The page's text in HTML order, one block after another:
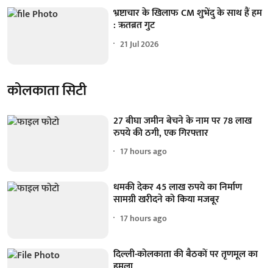
भ्रष्टाचार के खिलाफ CM शुभेंदु के साथ हैं हम
: ऋतब्रत गुट
21 Jul 2026
कोलकाता सिटी
27 बीघा जमीन बेचने के नाम पर 78 लाख
रुपये की ठगी, एक गिरफ्तार
17 hours ago
धमकी देकर 45 लाख रुपये का निर्माण
सामग्री खरीदने को किया मजबूर
17 hours ago
दिल्ली-कोलकाता की बैठकों पर तृणमूल का